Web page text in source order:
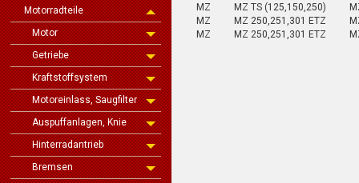
Motorradteile
Motor
Getriebe
Kraftstoffsystem
Motoreinlass, Saugfilter
Auspuffanlagen, Knie
Hinterradantrieb
Bremsen
MZ
MZ TS (125,150,250)
MZ
MZ 250,251,301 ETZ
MZ
MZ 250,251,301 ETZ